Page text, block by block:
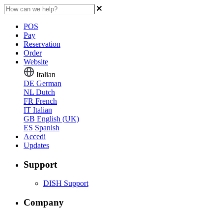
POS
Pay
Reservation
Order
Website
Italian
DE German
NL Dutch
FR French
IT Italian
GB English (UK)
ES Spanish
Accedi
Updates
Support
DISH Support
Company